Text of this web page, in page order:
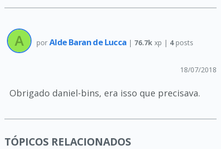
por Alde Baran de Lucca | 76.7k xp | 4posts
18/07/2018
Obrigado daniel-bins, era isso que precisava.
TÓPICOS RELACIONADOS